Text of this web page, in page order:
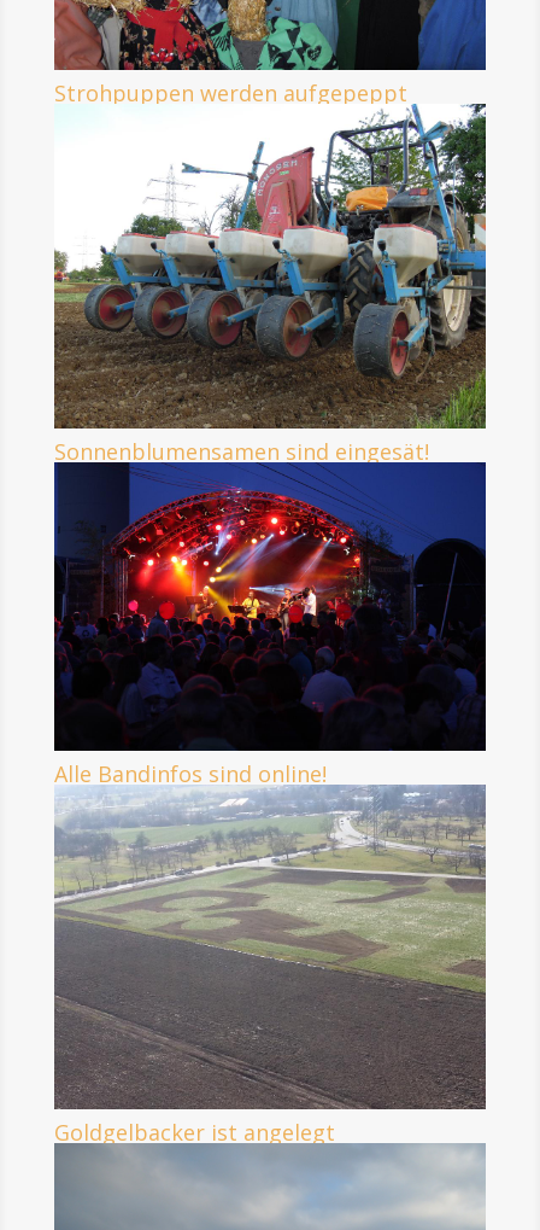
Strohpuppen werden aufgepeppt
Sonnenblumensamen sind eingesät!
Alle Bandinfos sind online!
Goldgelbacker ist angelegt